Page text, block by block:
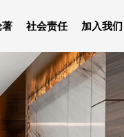
著 社会责任 加入我们